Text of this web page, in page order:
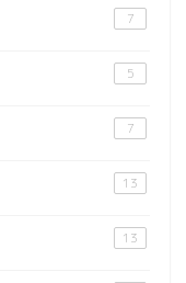
7
5
7
13
13